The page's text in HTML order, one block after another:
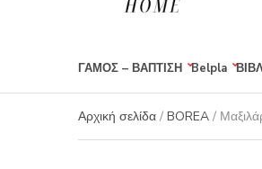
ΓΑΜΟΣ – ΒΑΠΤΙΣΗ Belpla
Αρχική σελίδα / BOREA /